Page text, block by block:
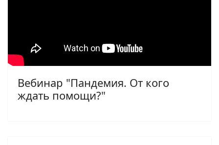
Вебинар "Пандемия. От кого
ждать помощи?"